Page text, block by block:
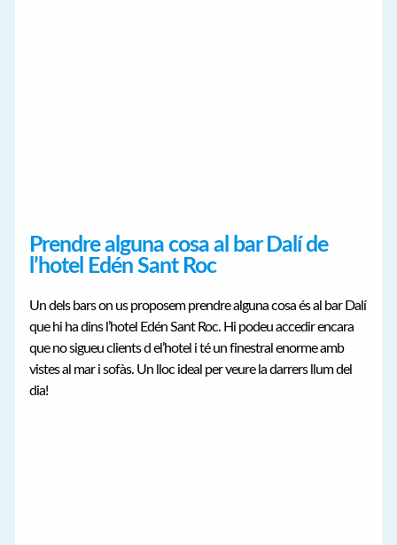
Prendre alguna cosa al bar Dalí de
l’hotel Edén Sant Roc
Un dels bars on us proposem prendre alguna cosa és al bar Dalí
que hi ha dins l’hotel Edén Sant Roc. Hi podeu accedir encara
que no sigueu clients d el’hotel i té un finestral enorme amb
vistes al mar i sofàs. Un lloc ideal per veure la darrers llum del
dia!